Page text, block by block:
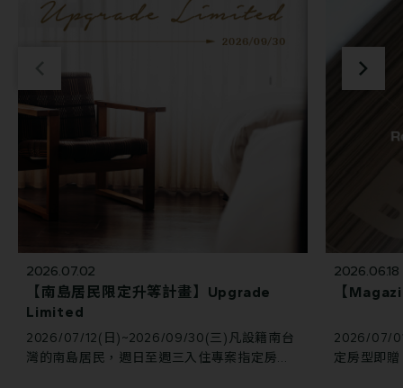
2026.07.02
【南島居民限定升等計畫】Upgrade
Limited
2026/07/12(日)~2026/09/30(三)凡設籍南台
灣的南島居民，週日至週三入住專案指定房型
2026.06.18
【
2026/07/
定房型即